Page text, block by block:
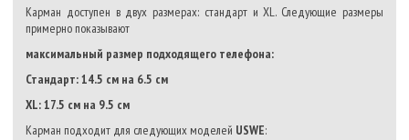
Карман доступен в двух размерах: стандарт и XL. Следующие размеры
примерно показывают
максимальный размер подходящего телефона:
Стандарт: 14.5 см на 6.5 см
XL: 17.5 см на 9.5 см
Карман подходит для следующих моделей USWE: